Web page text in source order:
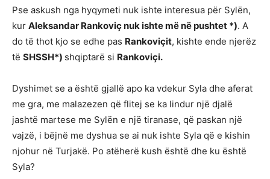
Pse askush nga hyqymeti nuk ishte interesua për Sylën,
kur Aleksandar Rankoviç nuk ishte më në pushtet *). A
do të thot kjo se edhe pas Rankoviçit, kishte ende njerëz
të SHSSH*) shqiptarë si Rankoviçi.
Dyshimet se a është gjallë apo ka vdekur Syla dhe aferat
me gra, me malazezen që flitej se ka lindur një djalë
jashtë martese me Sylën e një tiranase, që paskan një
vajzë, i bëjnë me dyshua se ai nuk ishte Syla që e kishin
njohur në Turjakë. Po atëherë kush është dhe ku është
Syla?